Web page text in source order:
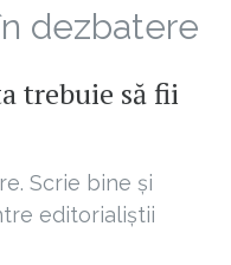
dezbatere
trebuie să fii
Scrie bine și
editorialiștii